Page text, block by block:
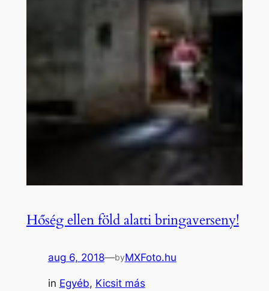
Hőség ellen föld alatti bringaverseny!
aug 6, 2018—byMXFoto.hu
in Egyéb, Kicsit más